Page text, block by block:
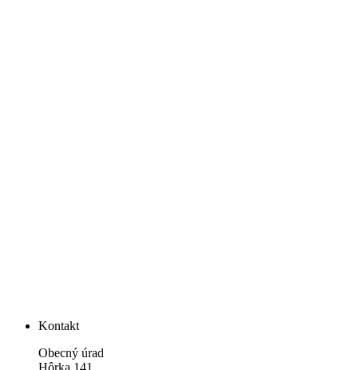
Kontakt
Obecný úrad